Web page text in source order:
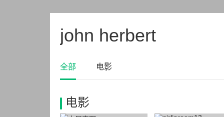
john herbert
全部 电影
电影